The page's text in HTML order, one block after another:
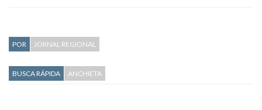
POR JORNAL REGIONAL
BUSCA RÁPIDA ANCHIETA